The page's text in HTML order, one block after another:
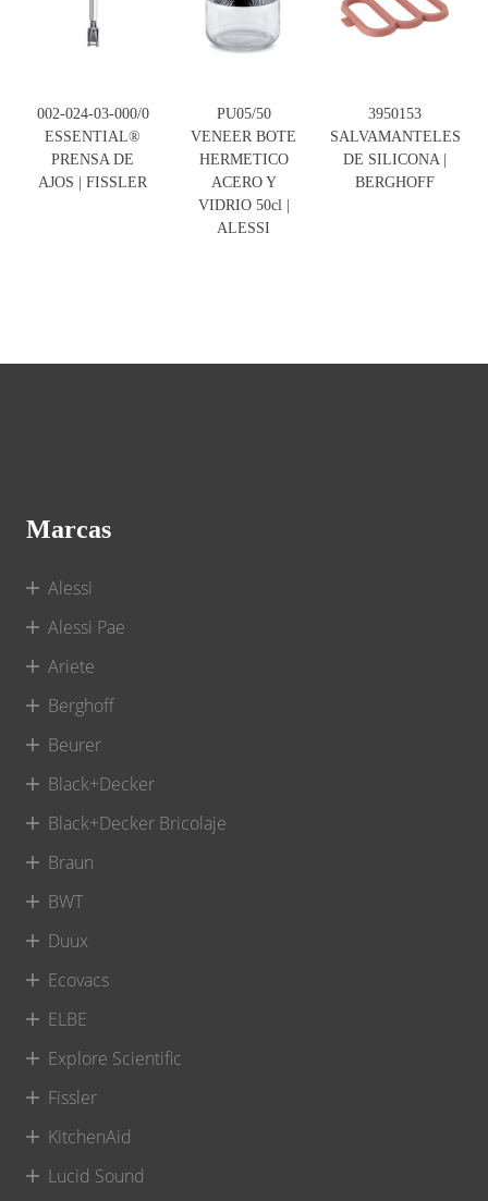
002-024-03-000/0
ESSENTIAL®
PRENSA DE
AJOS | FISSLER
PU05/50
VENEER BOTE
HERMETICO
ACERO Y
VIDRIO 50cl |
ALESSI
3950153
SALVAMANTELES
DE SILICONA |
BERGHOFF
Marcas
Alessi
Alessi Pae
Ariete
Berghoff
Beurer
Black+Decker
Black+Decker Bricolaje
Braun
BWT
Duux
Ecovacs
ELBE
Explore Scientific
Fissler
KitchenAid
Lucid Sound